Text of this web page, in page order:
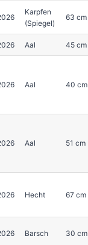
Karpfen
(Spiegel)
63 cm
Aal 45 cm
Aal 40 cm
Aal 51 cm
Hecht 67 cm
Barsch 30 cm